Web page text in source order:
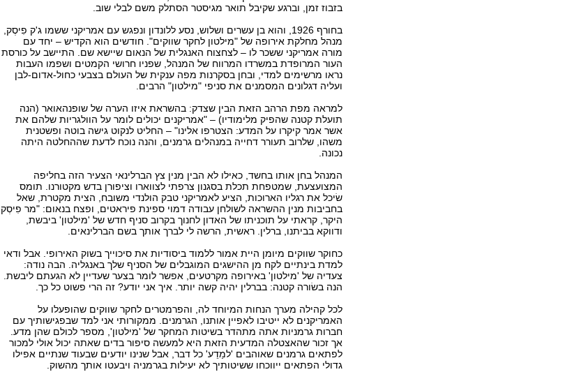
בזבוז זמן, וברגע שקיבל תואר מגיסטר הסתלק משם לבלי שוב.
בחורף 1926, והוא בן עשרים ושלוש, נסע ללונדון ונפגש עם אמריקני ששמו ג'ק פִיסְק,
מנהל מחלקת אירופה של "מילטון לחקר שווקים". חודשים הוא הקדיש – יחד עם
מורה אמריקני ששכר לו – לצחצוח האנגלית של הנאום שיישא שם. התיישב על כורסת
העור המרופדת במשרדו המרווח של המנהל, שפניו חרושי הקמטים ושפמו העבות
נראו מרשימים למדי, ובחן בסקרנות מפה ענקית של העולם בצבעי כחול-אדום-לבן
ועליה דגלונים המסמנים את סניפי "מילטון" הרבים.
למראה מפת הרהב הזאת הבין שצדק: בהשראת איזו הערה של שופנהאואר (הנה
תועלת קטנה שהפיק מלימודיו) – "אמריקנים יכולים לומר על הוולגריות שלהם את
אשר אמר קיקרו על המדע: הצטרפו אלינו" – החליט לנקוט גישה בוטה ופשטנית
משהו, שלרוב תעורר דחייה במנהלים גרמנים, והנה נוכח לדעת שההחלטה היתה
נכונה.
המנהל בחן אותו בחשד, כאילו לא הבין מנין צץ הברלינאי הצעיר הזה בחליפה
המצועצעת, שמטפחת תכלת בסגנון צרפתי לצווארו וציפורן בדש מקטורנו. תומס
שׂיכל את רגליו הארוכות, הציע לאמריקני טבק הולנדי משובח, הצית מקטרת, שאל
בחביבות מנין ההשראה לשולחן עבודה דמוי ספינת פיראטים, ופצח בנאום: "מר פִיסְק
היקר, קראתי על תוכניתו של האדון לחנוך בקרוב סניף חדש של 'מילטון' ביבשת,
ודווקא בביתנו, ברלין. ראשית, הרשה לי לברך אותך בשם הברלינאים.
כחוקר שווקים מיומן היית אמור ללמוד ביסודיות את סיכוייך בשוק האירופי. אבל ודאי
למדת בינתיים לקח מן ההישגים המוגבלים של הסניף שלך באנגליה. הבה נודה:
צעדיה של 'מילטון' באירופה מקרטעים, אפשר לומר בצער שעדיין לא הגעתם ליבשת.
הנה בשׂורה קטנה: בברלין יהיה קשה יותר. איך אני יודע? זה הרי פשוט כל כך.
לכל קהילה מערך הנחות המיוחד לה, והפרמטרים לחקר שווקים שהופעלו על
האמריקנים לא ייטיבו לאפיין אותנו, הגרמנים. ממקורותי אני למד שבפגישותיך עם
חברות גרמניות אתה מתהדר בשיטות המחקר של 'מילטון', מספר לכולם שהן מדע.
אך זכור שהאצטלה המדעית הזאת היא למעשה סיפור בדים שאתה יכול אולי למכור
לפתאים גרמנים שאוהבים 'למַדֵע' כל דבר, אבל שנינו יודעים שבעוד שנתיים אפילו
גדולי הפתאים ייווכחו ששיטותיך לא יעילות בגרמניה ויבעטו אותך מהשוק.